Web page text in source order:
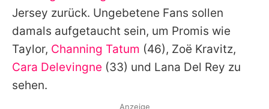
Jersey zurück. Ungebetene Fans sollen
damals aufgetaucht sein, um Promis wie
Taylor, Channing Tatum (46), Zoë Kravitz,
Cara Delevingne (33) und Lana Del Rey zu
sehen.
Anzeige